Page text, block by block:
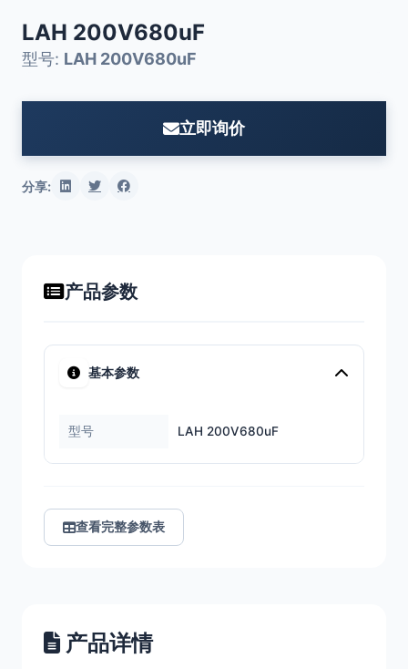
LAH 200V680uF
型号: LAH 200V680uF
立即询价
分享:
产品参数
基本参数
型号 LAH 200V680uF
查看完整参数表
产品详情